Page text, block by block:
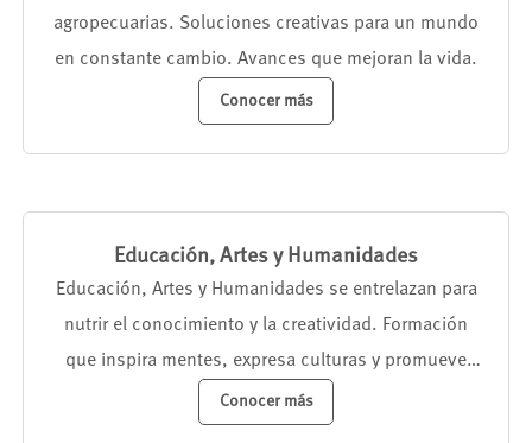
agropecuarias. Soluciones creativas para un mundo
en constante cambio. Avances que mejoran la vida.
Conocer más
Educación, Artes y Humanidades
Educación, Artes y Humanidades se entrelazan para
nutrir el conocimiento y la creatividad. Formación
que inspira mentes, expresa culturas y promueve
empatía. Un mundo enriquecido por el poder del
aprendizaje y la expresión artística.
Conocer más